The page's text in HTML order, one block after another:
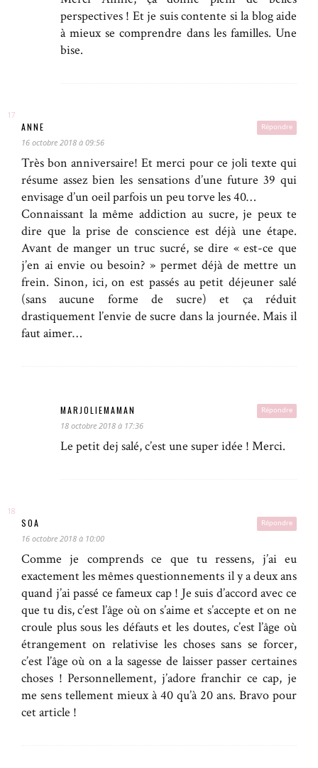
perspectives ! Et je suis contente si la blog aide
à mieux se comprendre dans les familles. Une
bise.
Répondre
ANNE
16 octobre 2018 à 09:56
Très bon anniversaire! Et merci pour ce joli texte qui
résume assez bien les sensations d’une future 39 qui
envisage d’un oeil parfois un peu torve les 40…
Connaissant la même addiction au sucre, je peux te
dire que la prise de conscience est déjà une étape.
Avant de manger un truc sucré, se dire « est-ce que
j’en ai envie ou besoin? » permet déjà de mettre un
frein. Sinon, ici, on est passés au petit déjeuner salé
(sans aucune forme de sucre) et ça réduit
drastiquement l’envie de sucre dans la journée. Mais il
faut aimer…
Répondre
MARJOLIEMAMAN
18 octobre 2018 à 17:36
Le petit dej salé, c’est une super idée ! Merci.
Répondre
SOA
16 octobre 2018 à 10:00
Comme je comprends ce que tu ressens, j’ai eu
exactement les mêmes questionnements il y a deux ans
quand j’ai passé ce fameux cap ! Je suis d’accord avec ce
que tu dis, c’est l’âge où on s’aime et s’accepte et on ne
croule plus sous les défauts et les doutes, c’est l’âge où
étrangement on relativise les choses sans se forcer,
c’est l’âge où on a la sagesse de laisser passer certaines
choses ! Personnellement, j’adore franchir ce cap, je
me sens tellement mieux à 40 qu’à 20 ans. Bravo pour
cet article !